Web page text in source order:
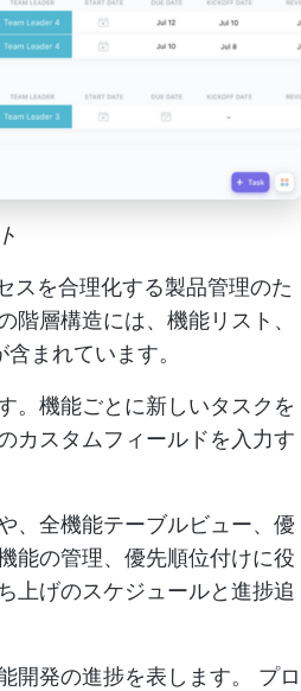
スを合理化する製品管理のた
層構造には、機能リスト、
まれています。
。機能ごとに新しいタスクを
カスタムフィールドを入力す
、全機能テーブルビュー、優
能の管理、優先順位付けに役
上げのスケジュールと進捗追
開発の進捗を表します。 プロ